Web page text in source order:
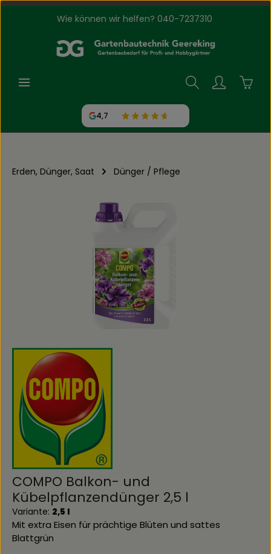
Zum Hauptinhalt springen
Wie können wir helfen? 040-7237310
4,7
Erden, Dünger, Saat Dünger / Pflege
Bildergalerie überspringen
COMPO Balkon- und
Kübelpflanzendünger 2,5 l
Variante: 2,5 l
Mit extra Eisen für prächtige Blüten und sattes
Blattgrün